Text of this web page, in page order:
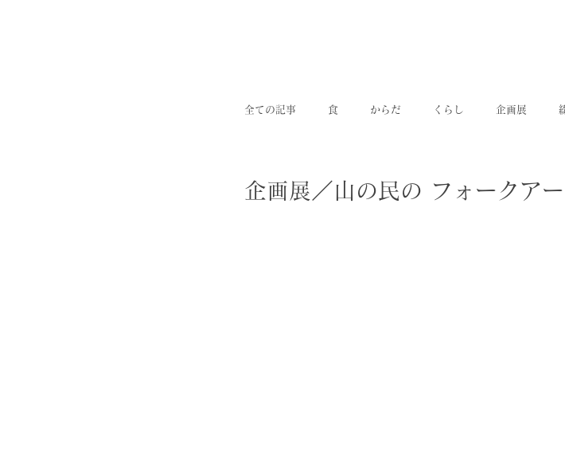
全ての記事 食 からだ くらし 企画展
企画展／山の民の フォークア